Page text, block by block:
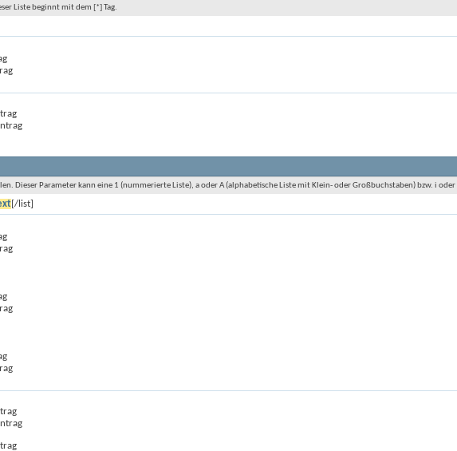
Liste beginnt mit dem [*] Tag.
Dieser Parameter kann eine 1 (nummerierte Liste), a oder A (alphabetische Liste mit Klein- oder Großbuchstaben) bzw. i
[/list]